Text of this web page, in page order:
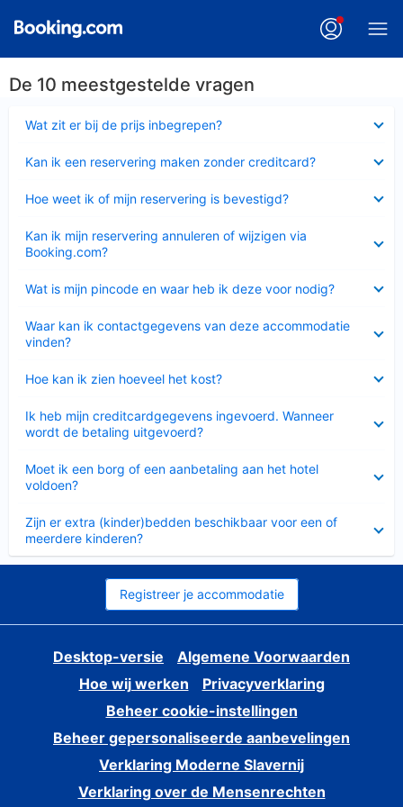
De 10 meestgestelde vragen
Wat zit er bij de prijs inbegrepen?
Kan ik een reservering maken zonder creditcard?
Hoe weet ik of mijn reservering is bevestigd?
Kan ik mijn reservering annuleren of wijzigen via
Booking.com?
Wat is mijn pincode en waar heb ik deze voor nodig?
Waar kan ik contactgegevens van deze accommodatie
vinden?
Hoe kan ik zien hoeveel het kost?
Ik heb mijn creditcardgegevens ingevoerd. Wanneer
wordt de betaling uitgevoerd?
Moet ik een borg of een aanbetaling aan het hotel
voldoen?
Zijn er extra (kinder)bedden beschikbaar voor een of
meerdere kinderen?
Registreer je accommodatie
Desktop-versie
Algemene Voorwaarden
Hoe wij werken
Privacyverklaring
Beheer cookie-instellingen
Beheer gepersonaliseerde aanbevelingen
Verklaring Moderne Slavernij
Verklaring over de Mensenrechten